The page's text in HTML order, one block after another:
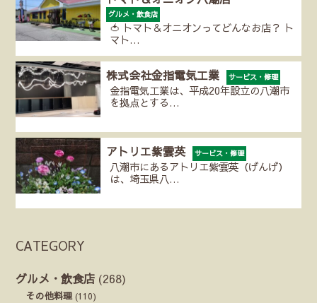
グルメ・飲食店
🍅 トマト＆オニオンってどんなお店？ ト
マト…
株式会社金指電気工業 サービス・修理
金指電気工業は、平成20年設立の八潮市
を拠点とする…
アトリエ紫雲英 サービス・修理
八潮市にあるアトリエ紫雲英（げんげ）
は、埼玉県八…
CATEGORY
グルメ・飲食店 (268)
その他料理 (110)